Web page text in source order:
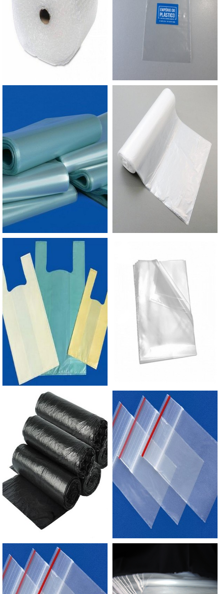
orçamento..
propriedade. Pode ser produzido em material PP
(polipropileno), o conhecido “plástico celofane”,
muito brilhante, é muito usado como embalagem
de presente pela ótima apresentação, ou no
PEBD (Polietileno) devido a versatilidade para
atender diversos segmentos.É feito em diversas
medidas e em diversas cores na impressão ou
apenas liso transparente. Material de polietileno,
virgem, ideal para proteger, armazenar peças de
metal, bolsas, calçados, cópias de documentos,
roupas, moldes e produtos diversos. Muito
utilizado pelas indústrias de modo geral,
principalmente: Metalúrgicas; Indústrias de bolsas
e calçados; Indústrias de roupas; Etc.GARANTIA
DE ALTA EFICIÊNCIA EM SACO VIRGEMA
Empório do Plástico passou a contratar a
produção com fábricas ainda mais modernas e
custos reduzidos. Aumentando, assim, o mix de
em pequenas quantidades. Para saber mais
informações, basta solicitar um orçamento..